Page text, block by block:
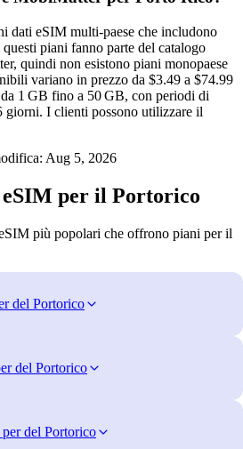
dati eSIM multi‑paese che includono
piani fanno parte del catalogo
quindi non esistono piani monopaese
variano in prezzo da $3.49 a $74.99
1 GB fino a 50 GB, con periodi di
giorni. I clienti possono utilizzare il
Aug 5, 2026
per il Portorico
più popolari che offrono piani per il
del Portorico
del Portorico
del Portorico